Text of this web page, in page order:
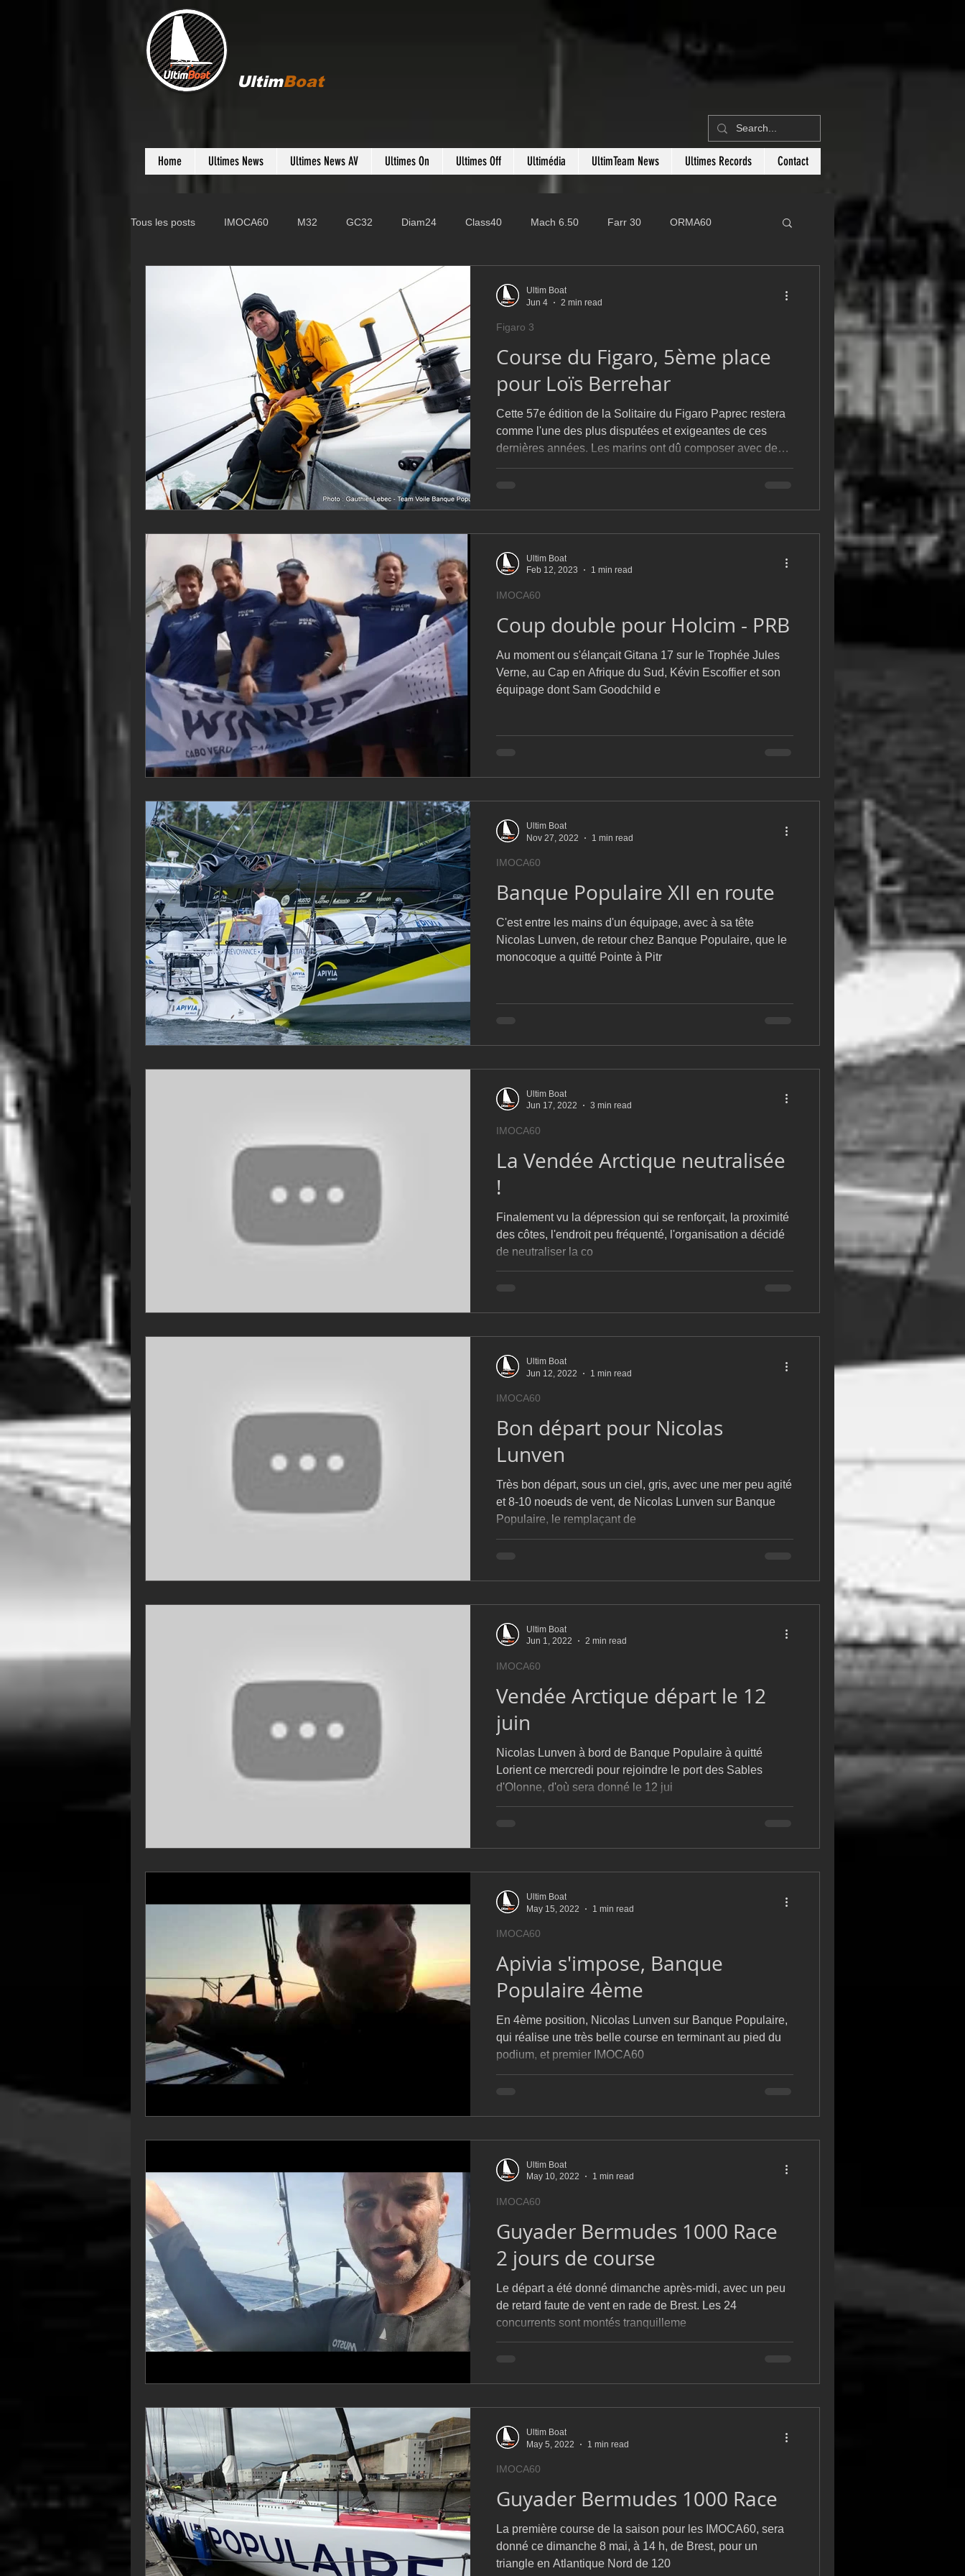
UltimBoat
Home Ultimes News Ultimes News AV Ultimes On Ultimes Off Ultimédia UltimTeam News Ultimes Records Contact
Tous les posts IMOCA60 M32 GC32 Diam24 Class40 Mach 6.50 Farr 30 ORMA60
D35 PAC52
Class Rhum JMD54 Botin 52 Classe 50 Figaro 3
F18 Business AC75 Open 7.50
Course du Figaro, 5ème place
pour Loïs Berrehar
Cette 57e édition de la Solitaire du Figaro Paprec restera
comme l'une des plus disputées et exigeantes de ces
dernières années. Les marins ont dû composer avec des
conditions météorologiques variées, des écarts
remarqué sur l'épreuve neuf ans après sa dernière
participation. Déjà vainqueur en 2009 et 2017, le skippe
Figaro 3
Ultim Boat
Jun 4
2 min read
Coup double pour Holcim - PRB
Au moment ou s'élançait Gitana 17 sur le Trophée Jules
Verne, au Cap en Afrique du Sud, Kévin Escoffier et son
équipage dont Sam Goodchild e
IMOCA60
Ultim Boat
Feb 12, 2023
1 min read
Banque Populaire XII en route
C'est entre les mains d'un équipage, avec à sa tête
Nicolas Lunven, de retour chez Banque Populaire, que le
monocoque a quitté Pointe à Pitr
IMOCA60
Ultim Boat
Nov 27, 2022
1 min read
La Vendée Arctique neutralisée
!
Finalement vu la dépression qui se renforçait, la proximité
des côtes, l'endroit peu fréquenté, l'organisation a décidé
de neutraliser la co
IMOCA60
Ultim Boat
Jun 17, 2022
3 min read
Bon départ pour Nicolas
Lunven
Très bon départ, sous un ciel, gris, avec une mer peu agité
et 8-10 noeuds de vent, de Nicolas Lunven sur Banque
Populaire, le remplaçant de
IMOCA60
Ultim Boat
Jun 12, 2022
1 min read
Vendée Arctique départ le 12
juin
Nicolas Lunven à bord de Banque Populaire à quitté
Lorient ce mercredi pour rejoindre le port des Sables
d'Olonne, d'où sera donné le 12 jui
IMOCA60
Ultim Boat
Jun 1, 2022
2 min read
Apivia s'impose, Banque
Populaire 4ème
En 4ème position, Nicolas Lunven sur Banque Populaire,
qui réalise une très belle course en terminant au pied du
podium, et premier IMOCA60
IMOCA60
Ultim Boat
May 15, 2022
1 min read
Guyader Bermudes 1000 Race
2 jours de course
Le départ a été donné dimanche après-midi, avec un peu
de retard faute de vent en rade de Brest. Les 24
concurrents sont montés tranquilleme
IMOCA60
Ultim Boat
May 10, 2022
1 min read
Guyader Bermudes 1000 Race
La première course de la saison pour les IMOCA60, sera
donné ce dimanche 8 mai, à 14 h, de Brest, pour un
triangle en Atlantique Nord de 120
IMOCA60
Ultim Boat
May 5, 2022
1 min read